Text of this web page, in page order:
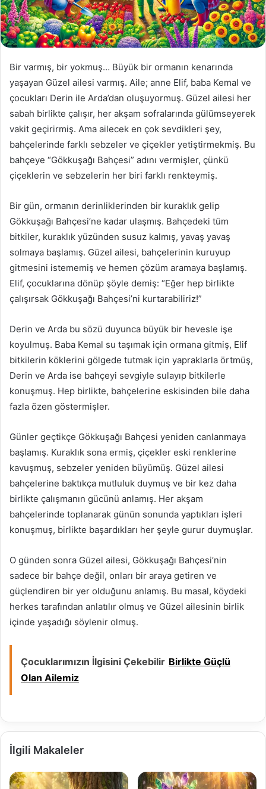
Bir varmış, bir yokmuş… Büyük bir ormanın kenarında
yaşayan Güzel ailesi varmış. Aile; anne Elif, baba Kemal ve
çocukları Derin ile Arda’dan oluşuyormuş. Güzel ailesi her
sabah birlikte çalışır, her akşam sofralarında gülümseyerek
vakit geçirirmiş. Ama ailecek en çok sevdikleri şey,
bahçelerinde farklı sebzeler ve çiçekler yetiştirmekmiş. Bu
bahçeye “Gökkuşağı Bahçesi” adını vermişler, çünkü
çiçeklerin ve sebzelerin her biri farklı renkteymiş.
Bir gün, ormanın derinliklerinden bir kuraklık gelip
Gökkuşağı Bahçesi’ne kadar ulaşmış. Bahçedeki tüm
bitkiler, kuraklık yüzünden susuz kalmış, yavaş yavaş
solmaya başlamış. Güzel ailesi, bahçelerinin kuruyup
gitmesini istememiş ve hemen çözüm aramaya başlamış.
Elif, çocuklarına dönüp şöyle demiş: “Eğer hep birlikte
çalışırsak Gökkuşağı Bahçesi’ni kurtarabiliriz!”
Derin ve Arda bu sözü duyunca büyük bir hevesle işe
koyulmuş. Baba Kemal su taşımak için ormana gitmiş, Elif
bitkilerin köklerini gölgede tutmak için yapraklarla örtmüş,
Derin ve Arda ise bahçeyi sevgiyle sulayıp bitkilerle
konuşmuş. Hep birlikte, bahçelerine eskisinden bile daha
fazla özen göstermişler.
Günler geçtikçe Gökkuşağı Bahçesi yeniden canlanmaya
başlamış. Kuraklık sona ermiş, çiçekler eski renklerine
kavuşmuş, sebzeler yeniden büyümüş. Güzel ailesi
bahçelerine baktıkça mutluluk duymuş ve bir kez daha
birlikte çalışmanın gücünü anlamış. Her akşam
bahçelerinde toplanarak günün sonunda yaptıkları işleri
konuşmuş, birlikte başardıkları her şeyle gurur duymuşlar.
O günden sonra Güzel ailesi, Gökkuşağı Bahçesi’nin
sadece bir bahçe değil, onları bir araya getiren ve
güçlendiren bir yer olduğunu anlamış. Bu masal, köydeki
herkes tarafından anlatılır olmuş ve Güzel ailesinin birlik
içinde yaşadığı söylenir olmuş.
Çocuklarımızın İlgisini Çekebilir Birlikte Güçlü
Olan Ailemiz
İlgili Makaleler